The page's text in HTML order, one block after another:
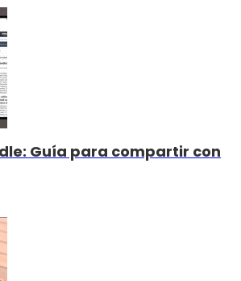
Guía para compartir con